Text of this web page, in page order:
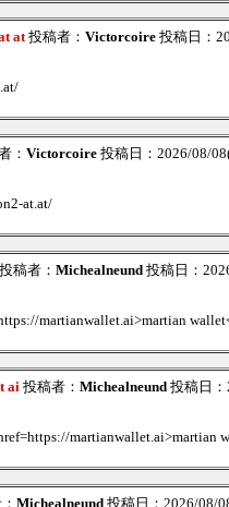
at投稿者： Victorcoire 投稿日：
： Victorcoire 投稿日：2026/08/
at.at/
投稿者： Michealneund 投稿日：
martianwallet.ai>martian
ai 投稿者： Michealneund 投稿日
martianwallet.ai>martian
Michealneund 投稿日：2026/08/